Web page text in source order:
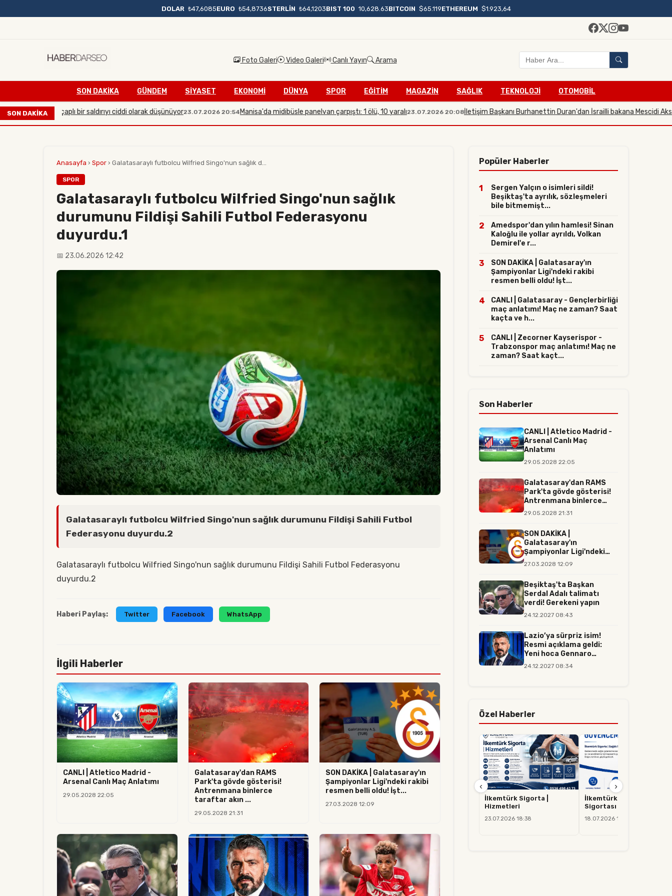
DOLAR ₺47,6085EURO ₺54,8736STERLİN ₺64,1203BIST 100 10,628.63BITCOIN $65.119ETHEREUM $1.923,64
Foto Galeri Video Galeri Canlı Yayın Arama
SON DAKIKA GÜNDEM SİYASET EKONOMİ DÜNYA SPOR EĞİTİM MAGAZİN SAĞLIK TEKNOLOJİ OTOMOBİL
SON DAKİKA
büyük çaplı bir saldırıyı ciddi olarak düşünüyor23.07.2026 20:54Manisa'da midibüsle panelvan çarpıştı: 1 ölü, 10 yaralı23.07.2026 20:08İletişim Başkanı Burhanettin Duran'dan İsrailli bakana Mescidi Aksa
Anasayfa › Spor › Galatasaraylı futbolcu Wilfried Singo'nun sağlık d...
SPOR
Galatasaraylı futbolcu Wilfried Singo'nun sağlık
durumunu Fildişi Sahili Futbol Federasyonu
duyurdu.1
📅 23.06.2026 12:42
Galatasaraylı futbolcu Wilfried Singo'nun sağlık durumunu Fildişi Sahili Futbol
Federasyonu duyurdu.2
Galatasaraylı futbolcu Wilfried Singo'nun sağlık durumunu Fildişi Sahili Futbol Federasyonu
duyurdu.2
Haberi Paylaş: Twitter Facebook WhatsApp
İlgili Haberler
CANLI | Atletico Madrid -
Arsenal Canlı Maç Anlatımı
29.05.2028 22:05
Galatasaray'dan RAMS
Park'ta gövde gösterisi!
Antrenmana binlerce
taraftar akın ...
29.05.2028 21:31
SON DAKİKA | Galatasaray'ın
Şampiyonlar Ligi'ndeki rakibi
resmen belli oldu! İşt...
27.03.2028 12:09
Popüler Haberler
1
Sergen Yalçın o isimleri sildi!
Beşiktaş'ta ayrılık, sözleşmeleri
bile bitmemişt...
2
Amedspor'dan yılın hamlesi! Sinan
Kaloğlu ile yollar ayrıldı, Volkan
Demirel'e r...
3
SON DAKİKA | Galatasaray'ın
Şampiyonlar Ligi'ndeki rakibi
resmen belli oldu! İşt...
4
CANLI | Galatasaray - Gençlerbirliği
maç anlatımı! Maç ne zaman? Saat
kaçta ve h...
5
CANLI | Zecorner Kayserispor -
Trabzonspor maç anlatımı! Maç ne
zaman? Saat kaçt...
Son Haberler
CANLI | Atletico Madrid -
Arsenal Canlı Maç
Anlatımı
29.05.2028 22:05
Galatasaray'dan RAMS
Park'ta gövde gösterisi!
Antrenmana binlerce
tara...
29.05.2028 21:31
SON DAKİKA |
Galatasaray'ın
Şampiyonlar Ligi'ndeki
rakibi resmen belli...
27.03.2028 12:09
Beşiktaş'ta Başkan
Serdal Adalı talimatı
verdi! Gerekeni yapın
24.12.2027 08:43
Lazio’ya sürpriz isim!
Resmi açıklama geldi:
Yeni hoca Gennaro
Gattuso...
24.12.2027 08:34
Özel Haberler
İlkemtürk Sigorta |
Hizmetleri
23.07.2026 18:38
İlkemtürk Sigorta | Sağlık
Sigortası
18.07.2026 14:37
‹ ›